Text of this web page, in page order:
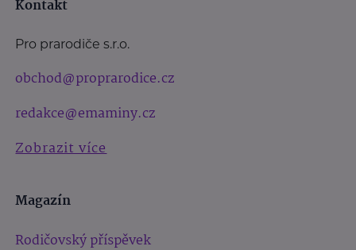
Kontakt
Pro prarodiče s.r.o.
obchod@proprarodice.cz
redakce@emaminy.cz
Zobrazit více
Magazín
Rodičovský příspěvek